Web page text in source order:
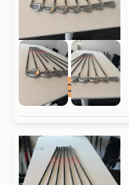
PGA PRO ADVIES